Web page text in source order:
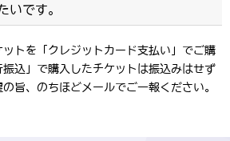
いです。
トを「クレジットカード支払い」でご購
込」で購入したチケットは振込みはせず
旨、のちほどメールでご一報ください。